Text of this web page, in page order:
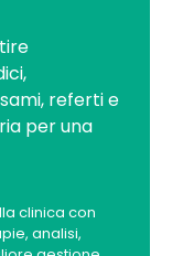
referti e
per una
clinica con
analisi,